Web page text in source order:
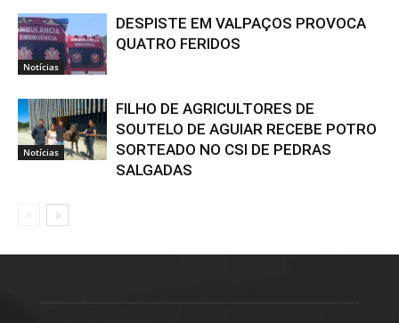
Notícias
DESPISTE EM VALPAÇOS PROVOCA
QUATRO FERIDOS
Notícias
FILHO DE AGRICULTORES DE
SOUTELO DE AGUIAR RECEBE POTRO
SORTEADO NO CSI DE PEDRAS
SALGADAS